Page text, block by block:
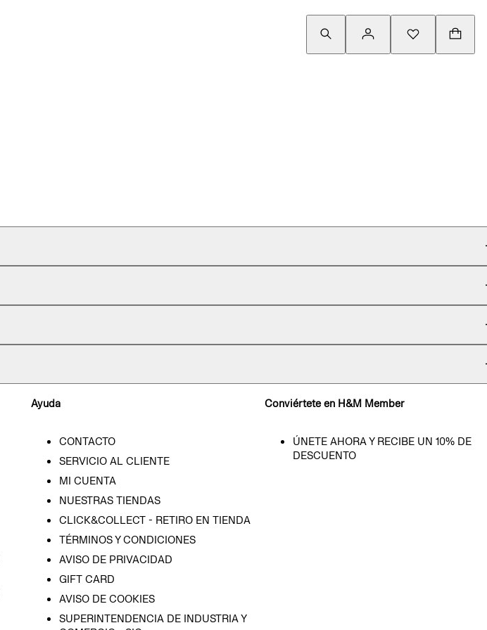
Ayuda
CONTACTO
SERVICIO AL CLIENTE
MI CUENTA
NUESTRAS TIENDAS
CLICK&COLLECT - RETIRO EN TIENDA
TÉRMINOS Y CONDICIONES
AVISO DE PRIVACIDAD
GIFT CARD
AVISO DE COOKIES
SUPERINTENDENCIA DE INDUSTRIA Y
Conviértete en H&M Member
ÚNETE AHORA Y RECIBE UN 10% DE
DESCUENTO